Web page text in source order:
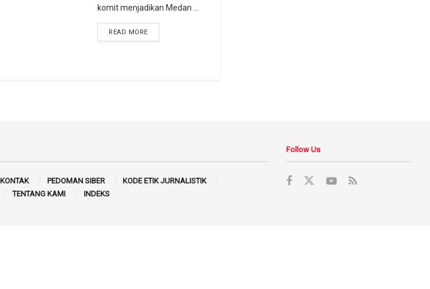
komit menjadikan Medan ...
READ MORE
KONTAK PEDOMAN SIBER
KODE ETIK JURNALISTIK
TENTANG KAMI INDEKS
Follow Us